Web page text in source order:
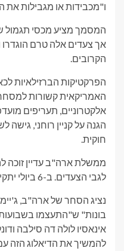
ו"מכבידות או מגבילות
אך צעדים אלה טרם הוגדרו
הקרובים.
הפרקטיקות הברזילאיות
האמריקאית קשורות למסחר
אלקטרוניים, תעריפים
הגנה על קניין רוחני, גישה
חוקית.
לגבי הצעדים. ב-6 ביולי יתקיים דיון ציבורי.
נציג הסחר של ארה"ב,
בונות" ש"התעצמו
אינאסיו לולה דה סילבה